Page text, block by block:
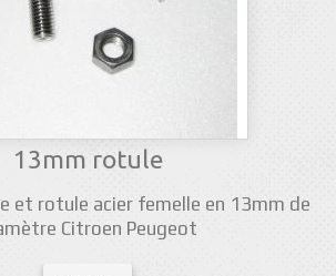
13mm rotule
et rotule acier femelle en 13mm de
Citroen Peugeot